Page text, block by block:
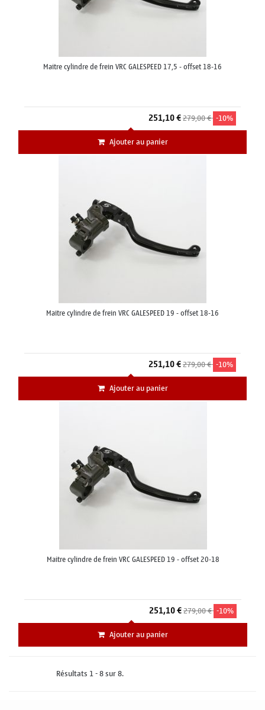
Maitre cylindre de frein VRC GALESPEED 17,5 - offset 18-16
251,10 €279,00 € -10%
Ajouter au panier
Maitre cylindre de frein VRC GALESPEED 19 - offset 18-16
251,10 €279,00 € -10%
Ajouter au panier
Maitre cylindre de frein VRC GALESPEED 19 - offset 20-18
251,10 €279,00 € -10%
Ajouter au panier
Résultats 1 - 8 sur 8.